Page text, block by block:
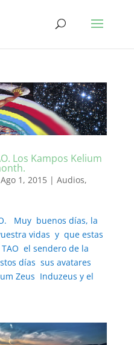
Los Kampos Kelium
Ago 1, 2015| Audios,
Muy buenos días, la
vidas y que estas
el sendero de la
días sus avatares
Zeus Induzeus y el